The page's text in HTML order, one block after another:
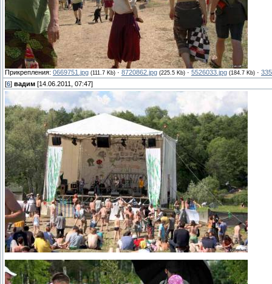
Прикрепления: 0669751.jpg (111.7 Kb) · 8720862.jpg (225.5 Kb) · 5526033.jpg (184.7 Kb) ·
[6] вадим [14.06.2011, 07:47]